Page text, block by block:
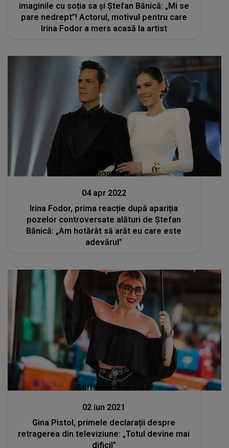
imaginile cu soția sa și Ștefan Bănică: „Mi se
pare nedrept”! Actorul, motivul pentru care
Irina Fodor a mers acasă la artist
Stiri mondene
04 apr 2022
Irina Fodor, prima reacție după apariția
pozelor controversate alături de Ștefan
Bănică: „Am hotărât să arăt eu care este
adevărul”
Stiri mondene
02 iun 2021
Gina Pistol, primele declarații despre
retragerea din televiziune: „Totul devine mai
dificil”